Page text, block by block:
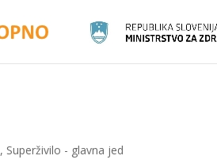
, Superživilo - glavna jed